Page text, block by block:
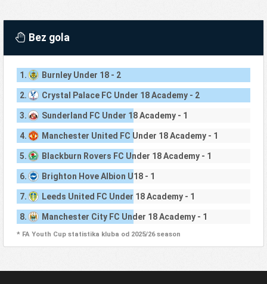
Bez gola
1. Burnley Under 18 - 2
2. Crystal Palace FC Under 18 Academy - 2
3. Sunderland FC Under 18 Academy - 1
4. Manchester United FC Under 18 Academy - 1
5. Blackburn Rovers FC Under 18 Academy - 1
6. Brighton Hove Albion U18 - 1
7. Leeds United FC Under 18 Academy - 1
8. Manchester City FC Under 18 Academy - 1
* FA Youth Cup statistika kluba od 2025/26 season